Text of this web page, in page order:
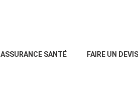
ASSURANCE SANTÉ FAIRE UN DEVIS